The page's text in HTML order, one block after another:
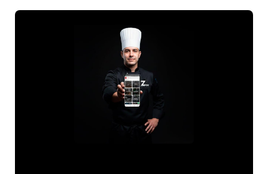
Precio final (+21%)
Precio final (+21%)
Precio final (+21%)